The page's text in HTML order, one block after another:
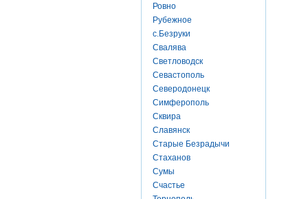
Ровно
Рубежное
с.Безруки
Свалява
Светловодск
Севастополь
Северодонецк
Симферополь
Сквира
Славянск
Старые Безрадычи
Стаханов
Сумы
Счастье